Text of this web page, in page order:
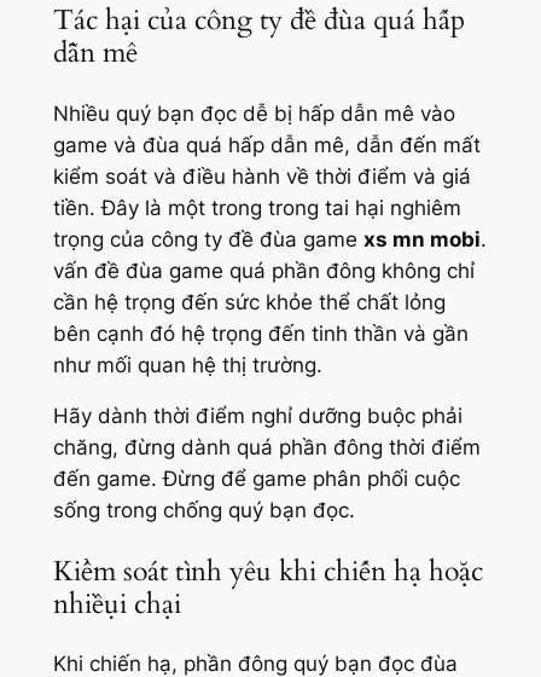
Tác hại của công ty đề đùa quá hấp
dẫn mê
Nhiều quý bạn đọc dễ bị hấp dẫn mê vào
game và đùa quá hấp dẫn mê, dẫn đến mất
kiểm soát và điều hành về thời điểm và giá
tiền. Đây là một trong trong tai hại nghiêm
trọng của công ty đề đùa game xs mn mobi.
vấn đề đùa game quá phần đông không chỉ
cần hệ trọng đến sức khỏe thể chất lỏng
bên cạnh đó hệ trọng đến tinh thần và gần
như mối quan hệ thị trường.
Hãy dành thời điểm nghỉ dưỡng buộc phải
chăng, đừng dành quá phần đông thời điểm
đến game. Đừng để game phân phối cuộc
sống trong chống quý bạn đọc.
Kiểm soát tình yêu khi chiến hạ hoặc
nhiềụi chại
Khi chiến hạ, phần đông quý bạn đọc đùa